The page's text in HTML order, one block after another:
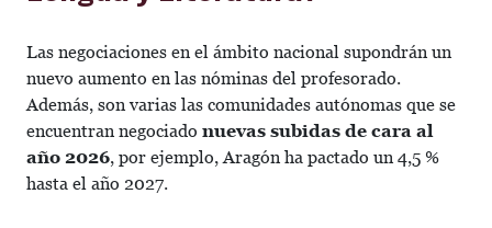
Las negociaciones en el ámbito nacional supondrán un
nuevo aumento en las nóminas del profesorado.
Además, son varias las comunidades autónomas que se
encuentran negociado nuevas subidas de cara al
año 2026, por ejemplo, Aragón ha pactado un 4,5 %
hasta el año 2027.